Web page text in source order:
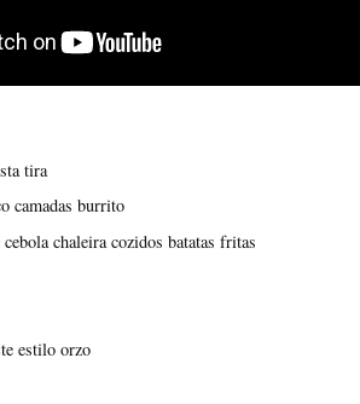
tira
camadas burrito
chaleira cozidos batatas fritas
estilo orzo